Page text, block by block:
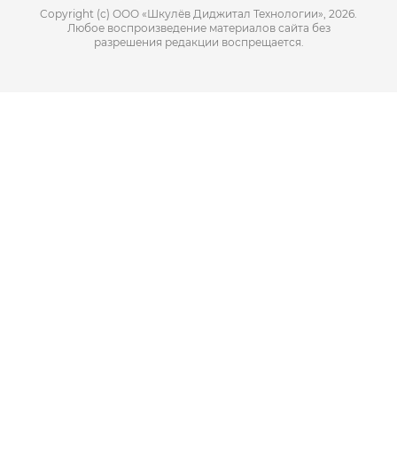
Copyright (с) ООО «Шкулёв Диджитал Технологии», 2026.
Любое воспроизведение материалов сайта без
разрешения редакции воспрещается.